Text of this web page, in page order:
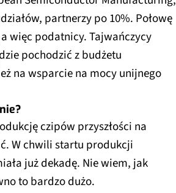
partnerzy po 10%. Połowę
więc podatnicy. Tajwańczycy
pochodzić z budżetu
na wsparcie na mocy unijnego
czipów przyszłości na
W chwili startu produkcji
już dekadę. Nie wiem, jak
to bardzo dużo.